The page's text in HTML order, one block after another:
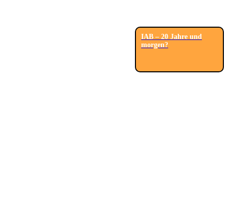
IAB – 20 Jahre und
morgen?